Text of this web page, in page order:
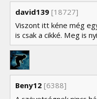
david139 [18727]
Viszont itt kéne még
is csak a cikké. Meg is
Beny12 [6388]